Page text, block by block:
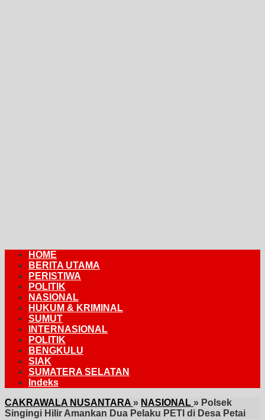
HOME
BERITA UTAMA
PERISTIWA
POLITIK
NASIONAL
HUKUM & KRIMINAL
SUMUT
INTERNASIONAL
POLITIK
BENGKULU
SIAK
SUMATERA SELATAN
Indeks
CAKRAWALA NUSANTARA » NASIONAL » Polsek
Singingi Hilir Amankan Dua Pelaku PETI di Desa Petai